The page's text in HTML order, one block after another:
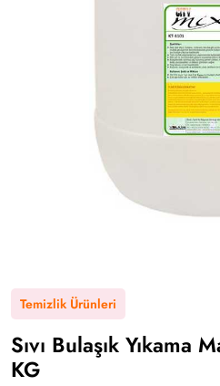
Temizlik Ürünleri
Sıvı Bulaşık Yıkama
KG